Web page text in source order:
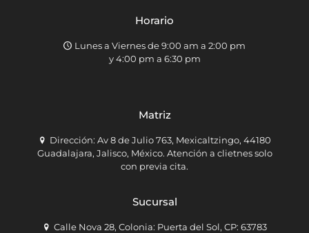
Horario
Lunes a Viernes de 9:00 am a 2:00 pm
y 4:00 pm a 6:30 pm
Matriz
Dirección: Av 8 de Julio 763, Mexicaltzingo, 44180
Guadalajara, Jalisco, México. Atención a clietnes solo
con previa cita.
Sucursal
Calle Nova 28, Colonia: Puerta del Sol, CP: 63783